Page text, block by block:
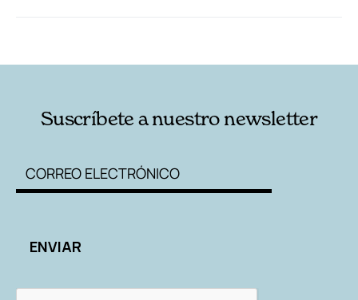
Suscríbete a nuestro newsletter